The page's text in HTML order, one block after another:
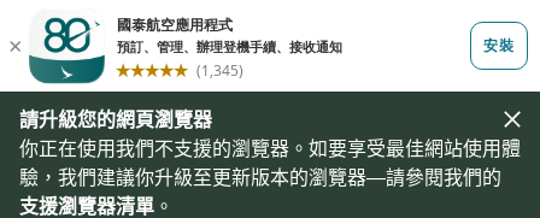
請升級您的網頁瀏覽器
你正在使用我們不支援的瀏覽器。如要享受最佳網站使用體
驗，我們建議你升級至更新版本的瀏覽器—請參閱我們的
支援瀏覽器清單 。